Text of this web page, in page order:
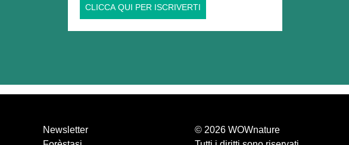
CLICCA QUI PER ISCRIVERTI
Newsletter
© 2026 WOWnature